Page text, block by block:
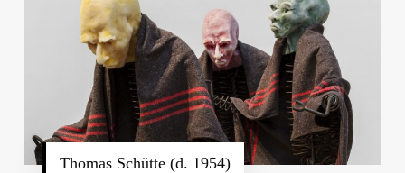
Thomas Schütte (d. 1954)